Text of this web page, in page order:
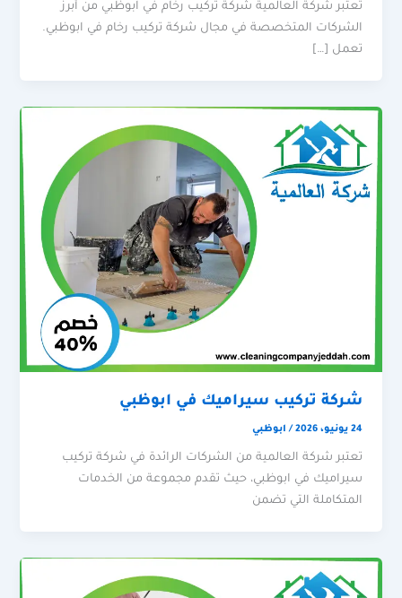
تعتبر شركة العالمية شركة تركيب رخام في ابوظبي من أبرز
الشركات المتخصصة في مجال شركة تركيب رخام في ابوظبي.
تعمل […]
شركة تركيب سيراميك في ابوظبي
24 يونيو، 2026 / ابوظبي
تعتبر شركة العالمية من الشركات الرائدة في شركة تركيب
سيراميك في ابوظبي، حيث تقدم مجموعة من الخدمات
المتكاملة التي تضمن